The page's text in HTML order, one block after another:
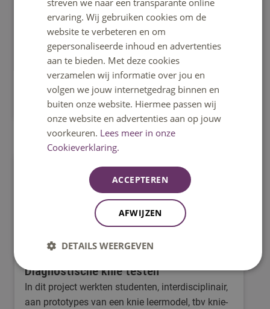
In 2018 hebben studenten van Fontys
Technische Natuurkunde en Fontys Engineering
samengewerkt aan het project “Cymatics” voor
Glow Eindhoven
Afgerond
Diagnostische knie testen
In dit project werkten studenten, interdisciplinair,
aan prototypes van een knie leermodel, tbv knie-
streven we naar een transparante online
ervaring. Wij gebruiken cookies om de
website te verbeteren en om
gepersonaliseerde inhoud en advertenties
aan te bieden. Met deze cookies
verzamelen wij informatie over jou en
volgen we jouw internetgedrag binnen en
buiten onze website. Hiermee passen wij
onze website en advertenties aan op jouw
voorkeuren. Lees meer in onze
Cookieverklaring.
ACCEPTEREN
AFWIJZEN
DETAILS WEERGEVEN